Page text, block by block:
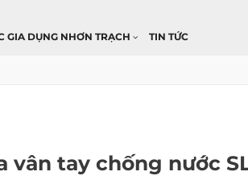
GIA DỤNG NHƠN TRẠCH TIN TỨC
vân tay chống nước